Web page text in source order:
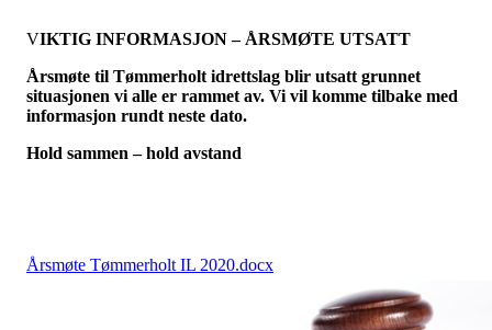
VIKTIG INFORMASJON – ÅRSMØTE UTSATT
Årsmøte til Tømmerholt idrettslag blir utsatt grunnet
situasjonen vi alle er rammet av. Vi vil komme tilbake med
informasjon rundt neste dato.
Hold sammen – hold avstand
Årsmøte Tømmerholt IL 2020.docx